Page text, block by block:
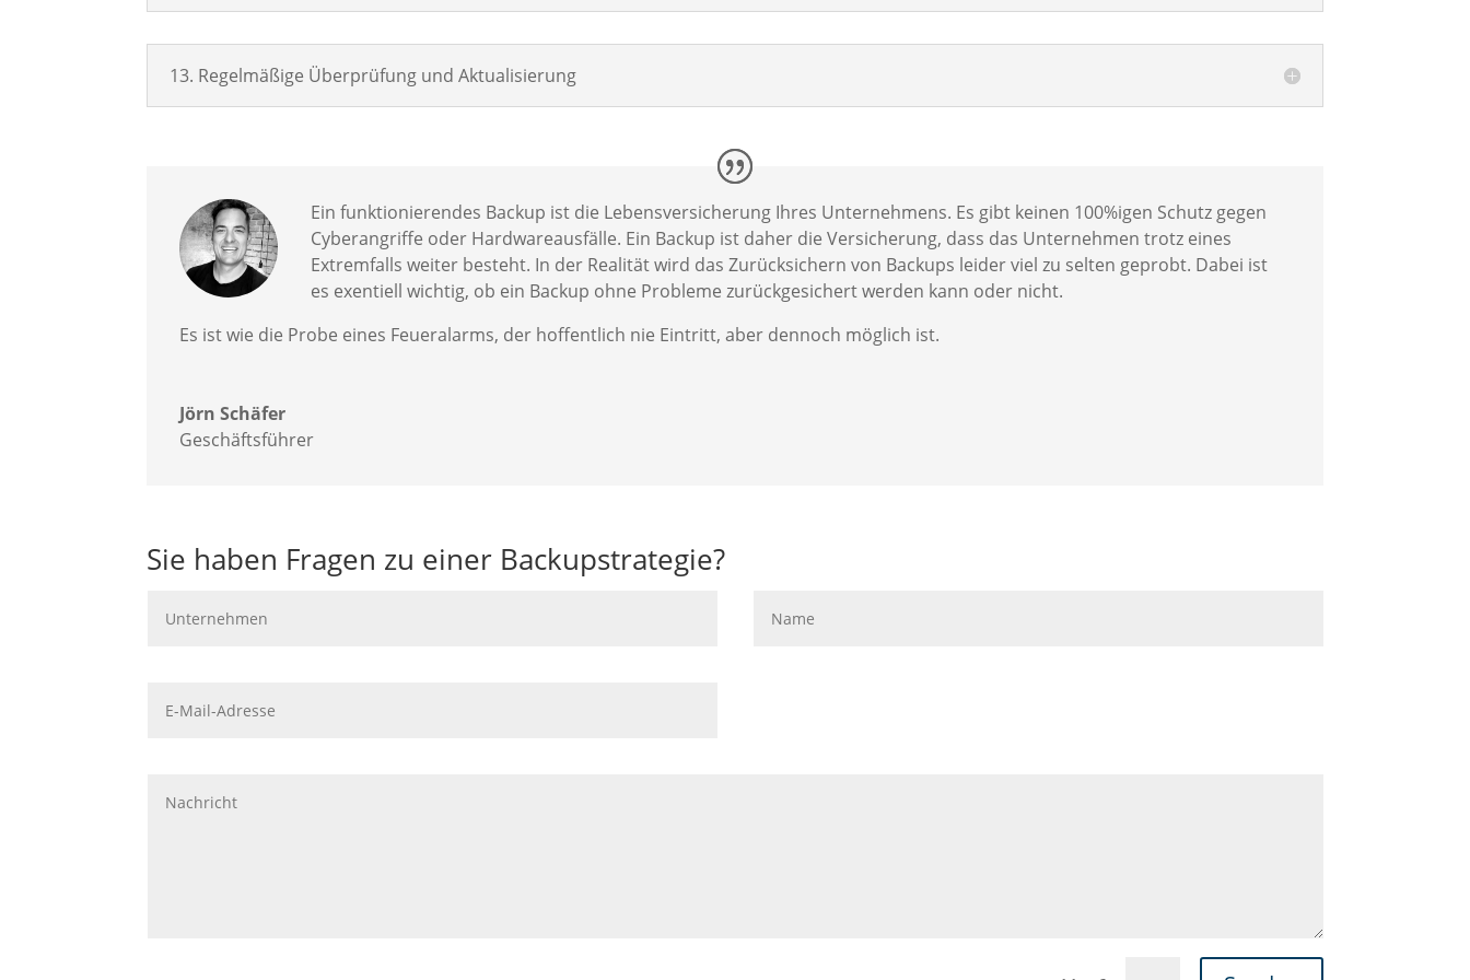
13. Regelmäßige Überprüfung und Aktualisierung
Ein funktionierendes Backup ist die Lebensversicherung Ihres Unternehmens. Es gibt keinen 100%igen Schutz gegen
Cyberangriffe oder Hardwareausfälle. Ein Backup ist daher die Versicherung, dass das Unternehmen trotz eines
Extremfalls weiter besteht. In der Realität wird das Zurücksichern von Backups leider viel zu selten geprobt. Dabei ist
es exentiell wichtig, ob ein Backup ohne Probleme zurückgesichert werden kann oder nicht.
Es ist wie die Probe eines Feueralarms, der hoffentlich nie Eintritt, aber dennoch möglich ist.
Jörn Schäfer
Geschäftsführer
Sie haben Fragen zu einer Backupstrategie?